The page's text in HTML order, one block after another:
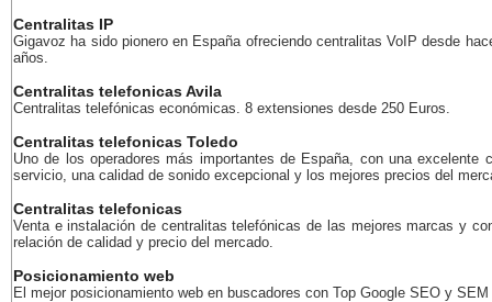
Centralitas IP
Gigavoz ha sido pionero en España ofreciendo centralitas VoIP desde
años.
Centralitas telefonicas Avila
Centralitas telefónicas económicas. 8 extensiones desde 250 Euros.
Centralitas telefonicas Toledo
Uno de los operadores más importantes de España, con una excelente
servicio, una calidad de sonido excepcional y los mejores precios del
Centralitas telefonicas
Venta e instalación de centralitas telefónicas de las mejores marcas y
relación de calidad y precio del mercado.
Posicionamiento web
El mejor posicionamiento web en buscadores con Top Google SEO y SEM